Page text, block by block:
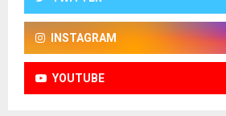
INSTAGRAM
YOUTUBE